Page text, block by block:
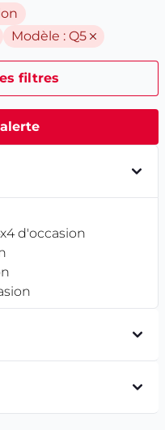
Modèle : Q5
filtres
d'occasion